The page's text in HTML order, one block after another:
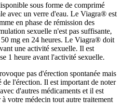
sous forme de comprimé
avec un verre d'eau. Le Viagra® est
en phase de rémission des
sexuelle n'est pas suffisante,
50 mg en 24 heures. Le Viagra® doit
une activité sexuelle. Il est
1 heure avant l'activité sexuelle.
pas d'érection spontanée mais
l'érection. Il est important de noter
d'autres médicaments et il est
votre médecin tout autre traitement